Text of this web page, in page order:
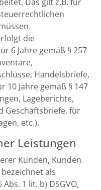
die
6 Jahre gemäß § 257
Handelsbriefe,
10 Jahre gemäß § 147
Lageberichte,
Geschäftsbriefe, für
etc.).
Leistungen
Kunden, Kunden
als
1 lit. b) DSGVO,